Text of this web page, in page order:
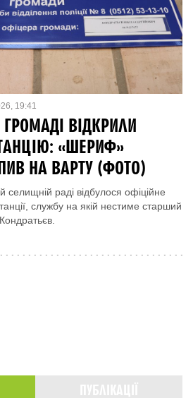
19:41
ВІДКРИЛИ
«ШЕРИФ»
НА ВАРТУ (ФОТО)
селищній раді відбулося офіційне
службу на якій нестиме старший